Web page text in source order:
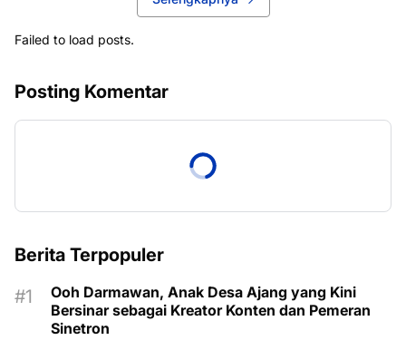
Failed to load posts.
Posting Komentar
Berita Terpopuler
Ooh Darmawan, Anak Desa Ajang yang Kini
Bersinar sebagai Kreator Konten dan Pemeran
Sinetron